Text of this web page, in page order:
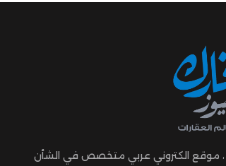
، موقع الكتروني عربي متخصص في الشأن